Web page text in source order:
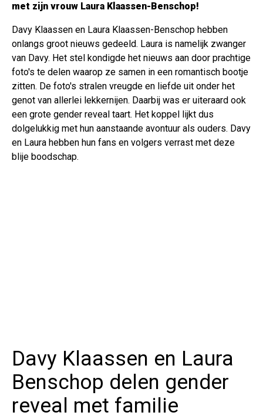
met zijn vrouw Laura Klaassen-Benschop!
Davy Klaassen en Laura Klaassen-Benschop hebben
onlangs groot nieuws gedeeld. Laura is namelijk zwanger
van Davy. Het stel kondigde het nieuws aan door prachtige
foto's te delen waarop ze samen in een romantisch bootje
zitten. De foto's stralen vreugde en liefde uit onder het
genot van allerlei lekkernijen. Daarbij was er uiteraard ook
een grote gender reveal taart. Het koppel lijkt dus
dolgelukkig met hun aanstaande avontuur als ouders. Davy
en Laura hebben hun fans en volgers verrast met deze
blije boodschap.
Davy Klaassen en Laura
Benschop delen gender
reveal met familie